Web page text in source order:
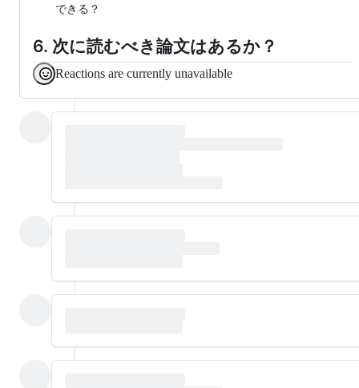
できる？
6. 次に読むべき論文はあるか？
Reactions are currently unavailable